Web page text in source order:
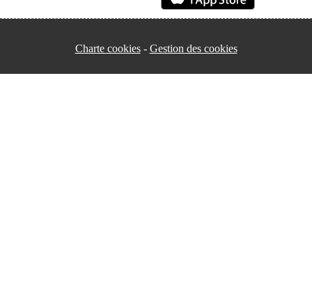
Charte cookies Gestion des cookies